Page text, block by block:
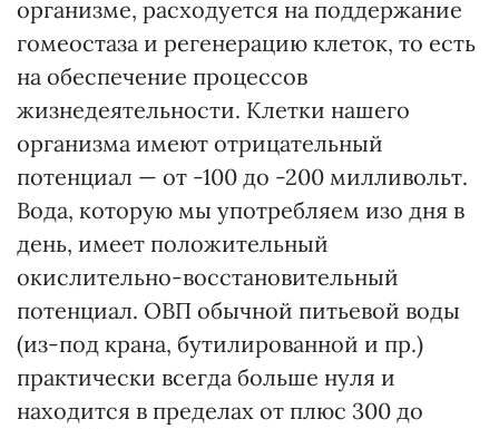
организме, расходуется на поддержание
гомеостаза и регенерацию клеток, то есть
на обеспечение процессов
жизнедеятельности. Клетки нашего
организма имеют отрицательный
потенциал — от -100 до -200 милли­вольт.
Вода, которую мы употреб­ляем изо дня в
день, имеет положительный
окислительно-восстановительный
потенциал. ОВП обычной питьевой воды
(из-под крана, бутилированной и пр.)
практически всегда больше нуля и
находится в пределах от плюс 300 до